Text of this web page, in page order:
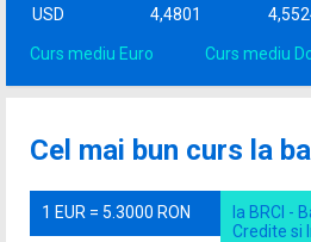
USD
4,4801
Curs mediu Euro Curs mediu
Cel mai bun curs la
1 EUR = 5.3000 RON
la BRCI -
Credite si